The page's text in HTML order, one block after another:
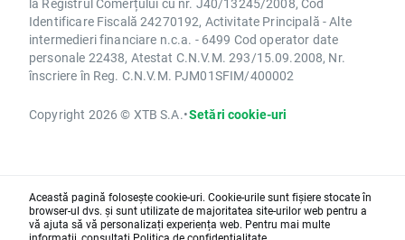
la Registrul Comerțului cu nr. J40/13245/2008, Cod
Identificare Fiscală 24270192, Activitate Principală - Alte
intermedieri financiare n.c.a. - 6499 Cod operator date
personale 22438, Atestat C.N.V.M. 293/15.09.2008, Nr.
înscriere în Reg. C.N.V.M. PJM01SFIM/400002
Copyright 2026 © XTB S.A.•Setări cookie-uri
Această pagină folosește cookie-uri. Cookie-urile sunt fișiere stocate în
browser-ul dvs. și sunt utilizate de majoritatea site-urilor web pentru a
vă ajuta să vă personalizați experiența web. Pentru mai multe